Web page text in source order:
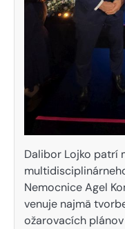
Dalibor Lojko patrí
Nemocnice Agel
venuje najmä
ožarovacích